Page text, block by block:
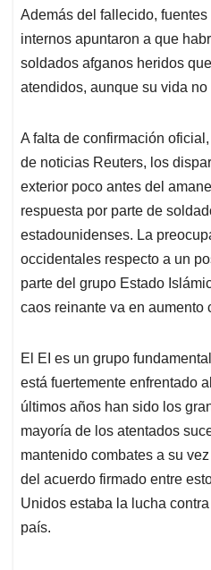
Además del fallecido,
internos apuntaron a que
soldados afganos heridos
atendidos, aunque su vida
A falta de confirmación
de noticias Reuters, los
exterior poco antes del
respuesta por parte de
estadounidenses. La
occidentales respecto a un
parte del grupo Estado
caos reinante va en aumento
El EI es un grupo
está fuertemente enfrentado
últimos años han sido los
mayoría de los atentados
mantenido combates a su
del acuerdo firmado entre
Unidos estaba la lucha
país.